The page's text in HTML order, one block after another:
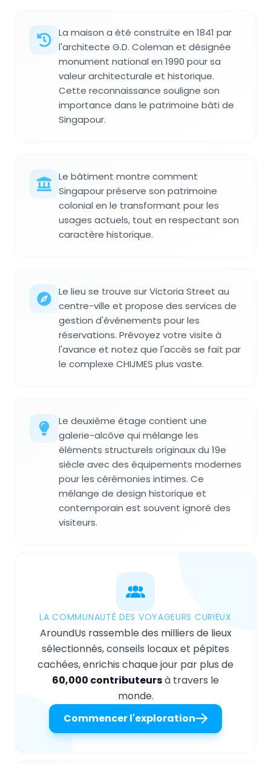
La maison a été construite en 1841 par
l'architecte G.D. Coleman et désignée
monument national en 1990 pour sa
valeur architecturale et historique.
Cette reconnaissance souligne son
importance dans le patrimoine bâti de
Singapour.
Le bâtiment montre comment
Singapour préserve son patrimoine
colonial en le transformant pour les
usages actuels, tout en respectant son
caractère historique.
Le lieu se trouve sur Victoria Street au
centre-ville et propose des services de
gestion d'événements pour les
réservations. Prévoyez votre visite à
l'avance et notez que l'accès se fait par
le complexe CHIJMES plus vaste.
Le deuxième étage contient une
galerie-alcôve qui mélange les
éléments structurels originaux du 19e
siècle avec des équipements modernes
pour les cérémonies intimes. Ce
mélange de design historique et
contemporain est souvent ignoré des
visiteurs.
LA COMMUNAUTÉ DES VOYAGEURS CURIEUX
AroundUs rassemble des milliers de lieux
sélectionnés, conseils locaux et pépites
cachées, enrichis chaque jour par plus de
60,000 contributeursà travers le
monde.
Commencer l'exploration